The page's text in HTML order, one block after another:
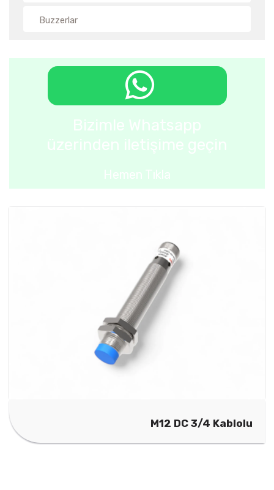
Buzzerlar
Bizimle Whatsapp
üzerinden iletişime geçin
Hemen Tıkla
M12 DC 3/4 Kablolu